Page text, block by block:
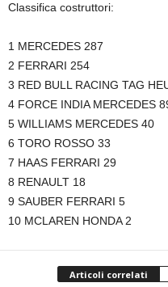
Classifica costruttori:
1 MERCEDES 287
2 FERRARI 254
3 RED BULL RACING TAG
4 FORCE INDIA MERCEDES
5 WILLIAMS MERCEDES 40
6 TORO ROSSO 33
7 HAAS FERRARI 29
8 RENAULT 18
9 SAUBER FERRARI 5
10 MCLAREN HONDA 2
Articoli correlati